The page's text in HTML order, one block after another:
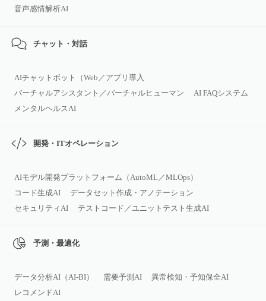
音声感情解析AI
チャット・対話
AIチャットボット（Web／アプリ導入
バーチャルアシスタント／バーチャルヒューマン
AI FAQシステム
メンタルヘルスAI
開発・ITオペレーション
AIモデル開発プラットフォーム（AutoML／MLOps）
コード生成AI
データセット作成・アノテーション
セキュリティAI
テストコード／ユニットテスト生成AI
予測・最適化
データ分析AI（AI‑BI） 需要予測AI
異常検知・予知保全AI
レコメンドAI